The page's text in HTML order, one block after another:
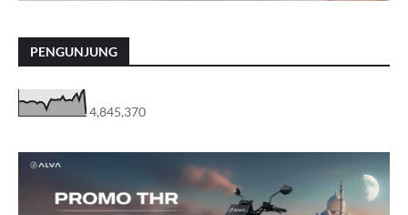
PENGUNJUNG
4,845,370